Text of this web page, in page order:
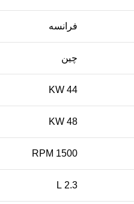
فرانسه
چین
44 KW
48 KW
1500 RPM
2.3 L